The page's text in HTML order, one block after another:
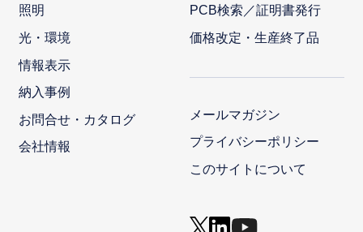
照明
光・環境
情報表示
納入事例
お問合せ・カタログ
会社情報
PCB検索／証明書発行
価格改定・生産終了品
メールマガジン
プライバシーポリシー
このサイトについて